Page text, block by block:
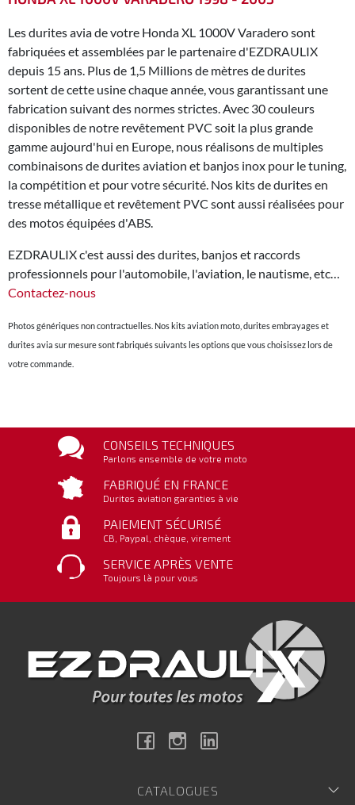
Les durites avia de votre Honda XL 1000V Varadero sont
fabriquées et assemblées par le partenaire d'EZDRAULIX
depuis 15 ans. Plus de 1,5 Millions de mètres de durites
sortent de cette usine chaque année, vous garantissant une
fabrication suivant des normes strictes. Avec 30 couleurs
disponibles de notre revêtement PVC soit la plus grande
gamme aujourd'hui en Europe, nous réalisons de multiples
combinaisons de durites aviation et banjos inox pour le tuning,
la compétition et pour votre sécurité. Nos kits de durites en
tresse métallique et revêtement PVC sont aussi réalisées pour
des motos équipées d'ABS.
EZDRAULIX c'est aussi des durites, banjos et raccords
professionnels pour l'automobile, l'aviation, le nautisme, etc…
Contactez-nous
Photos génériques non contractuelles. Nos kits aviation moto, durites embrayages et
durites avia sur mesure sont fabriqués suivants les options que vous choisissez lors de
votre commande.
CONSEILS TECHNIQUES
Parlons ensemble de votre moto
FABRIQUÉ EN FRANCE
Durites aviation garanties à vie
PAIEMENT SÉCURISÉ
CB, Paypal, chèque, virement
SERVICE APRÈS VENTE
Toujours là pour vous
FacebookInstagram
CATALOGUES